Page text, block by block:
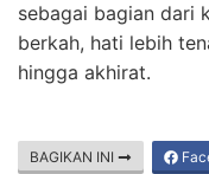
sebagai bagian dari
berkah, hati lebih
hingga akhirat.
BAGIKAN INI